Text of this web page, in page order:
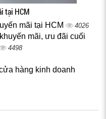
tại HCM
mãi tại HCM 4026
mãi, ưu đãi cuối
4498
hàng kinh doanh